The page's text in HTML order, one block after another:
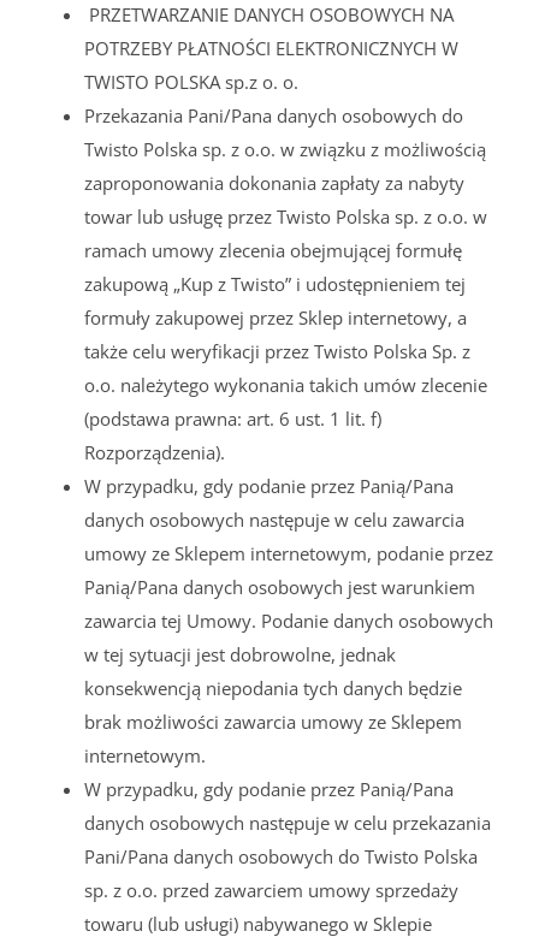
PRZETWARZANIE DANYCH OSOBOWYCH NA
POTRZEBY PŁATNOŚCI ELEKTRONICZNYCH W
TWISTO POLSKA sp.z o. o.
Przekazania Pani/Pana danych osobowych do
Twisto Polska sp. z o.o. w związku z możliwością
zaproponowania dokonania zapłaty za nabyty
towar lub usługę przez Twisto Polska sp. z o.o. w
ramach umowy zlecenia obejmującej formułę
zakupową „Kup z Twisto” i udostępnieniem tej
formuły zakupowej przez Sklep internetowy, a
także celu weryfikacji przez Twisto Polska Sp. z
o.o. należytego wykonania takich umów zlecenie
(podstawa prawna: art. 6 ust. 1 lit. f)
Rozporządzenia).
W przypadku, gdy podanie przez Panią/Pana
danych osobowych następuje w celu zawarcia
umowy ze Sklepem internetowym, podanie przez
Panią/Pana danych osobowych jest warunkiem
zawarcia tej Umowy. Podanie danych osobowych
w tej sytuacji jest dobrowolne, jednak
konsekwencją niepodania tych danych będzie
brak możliwości zawarcia umowy ze Sklepem
internetowym.
W przypadku, gdy podanie przez Panią/Pana
danych osobowych następuje w celu przekazania
Pani/Pana danych osobowych do Twisto Polska
sp. z o.o. przed zawarciem umowy sprzedaży
towaru (lub usługi) nabywanego w Sklepie